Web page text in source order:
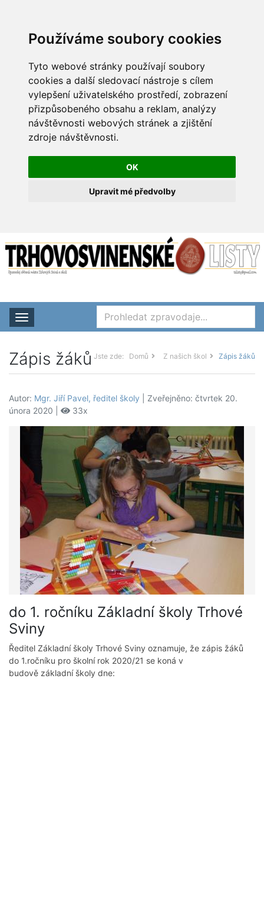
Používáme soubory cookies
Tyto webové stránky používají soubory
cookies a další sledovací nástroje s cílem
vylepšení uživatelského prostředí, zobrazení
přizpůsobeného obsahu a reklam, analýzy
návštěvnosti webových stránek a zjištění
zdroje návštěvnosti.
OK
Upravit mé předvolby
Rozbalit nabídku
Zápis žáků Jste zde: Domů Z našich škol Zápis žáků
Autor: Mgr. Jiří Pavel, ředitel školy | Zveřejněno: čtvrtek 20.
února 2020 |
33x
do 1. ročníku Základní školy Trhové
Sviny
Ředitel Základní školy Trhové Sviny oznamuje, že zápis žáků
do 1.ročníku pro školní rok 2020/21 se koná v
budově základní školy dne: